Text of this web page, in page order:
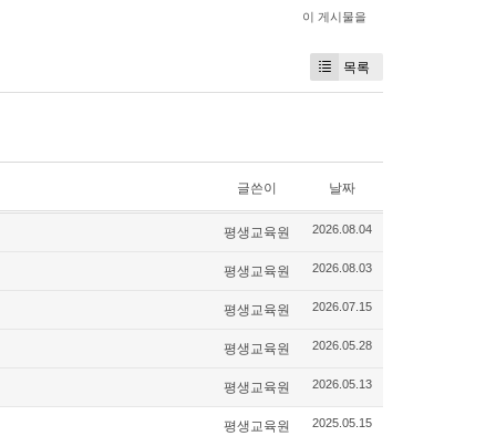
이 게시물을
목록
글쓴이 날짜
평생교육원 2026.08.04
평생교육원 2026.08.03
평생교육원 2026.07.15
평생교육원 2026.05.28
평생교육원 2026.05.13
평생교육원 2025.05.15